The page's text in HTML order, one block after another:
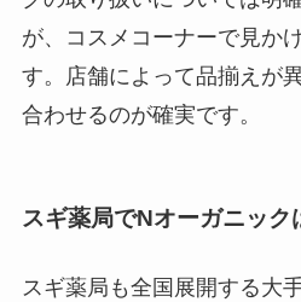
が、コスメコーナーで見か
す。店舗によって品揃えが
合わせるのが確実です。
スギ薬局でNオーガニック
スギ薬局も全国展開する大